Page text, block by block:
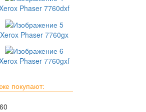
Phaser 7760dxf
Xerox Phaser 7760gx
Phaser 7760gxf
покупают: